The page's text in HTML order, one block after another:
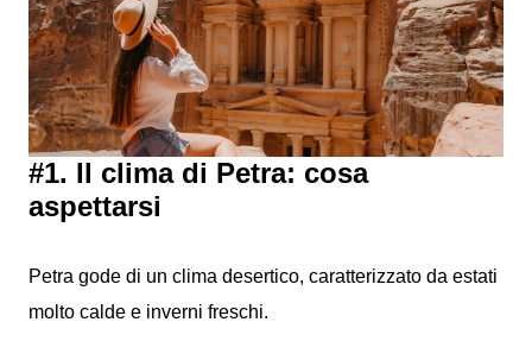
#1. Il clima di Petra: cosa
aspettarsi
Petra gode di un clima desertico, caratterizzato da estati
molto calde e inverni freschi.